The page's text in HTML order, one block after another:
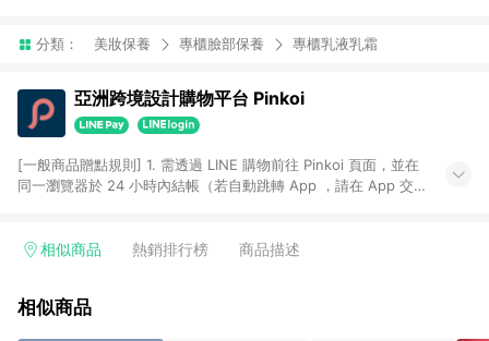
分類： 美妝保養 專櫃臉部保養 專櫃乳液乳霜
亞洲跨境設計購物平台 Pinkoi
[一般商品贈點規則] 1. 需透過 LINE 購物前往 Pinkoi 頁面，並在
同一瀏覽器於 24 小時內結帳（若自動跳轉 App ，請在 App 交
回饋訂單不得享有 Pinkoi 站方優惠，例如首購優惠，P coins，
行為，不具贈點資格，部分退款不在此限。 6. APP 請更新至
相似商品 熱銷排行榜 商品描述
相似商品